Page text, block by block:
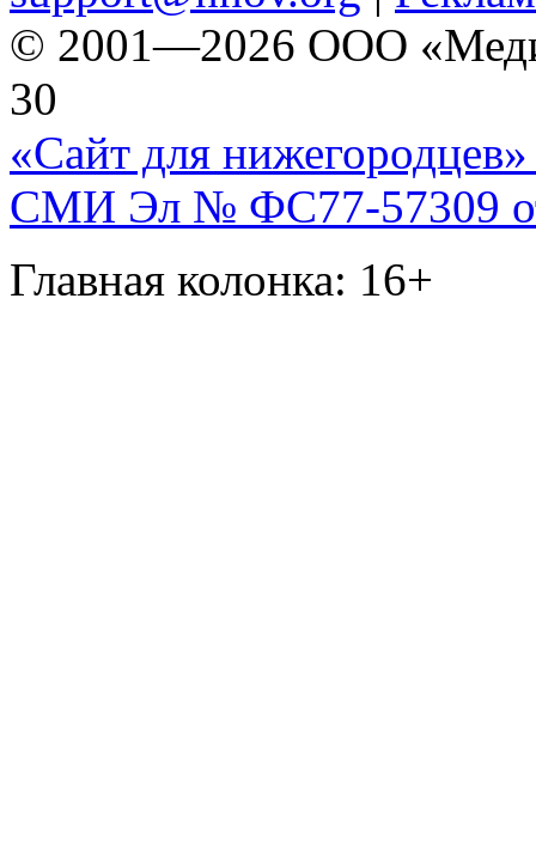
© 2001—2026 ООО
30
«Сайт для нижегородцев»
СМИ Эл № ФС77-57309
Главная колонка: 16+